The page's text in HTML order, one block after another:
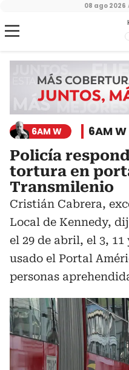
08 ago 2026
6AM W 6AM W
Policía
tortura en
Transmilenio
Cristián Cabrera,
Local de Kennedy,
el 29 de abril, el 3, 11
usado el Portal
personas